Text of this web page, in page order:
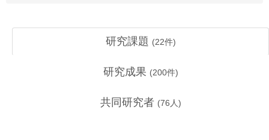
研究課題 (22件)
研究成果 (200件)
共同研究者 (76 人)